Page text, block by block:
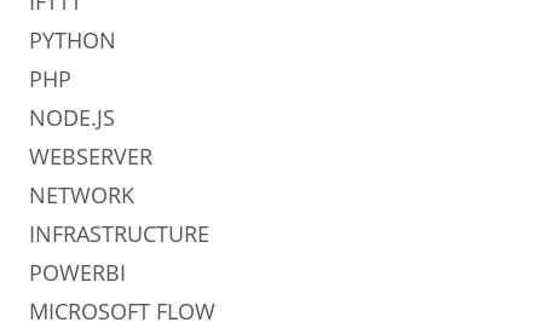
PYTHON
PHP
NODE.JS
WEBSERVER
NETWORK
INFRASTRUCTURE
POWERBI
MICROSOFT FLOW